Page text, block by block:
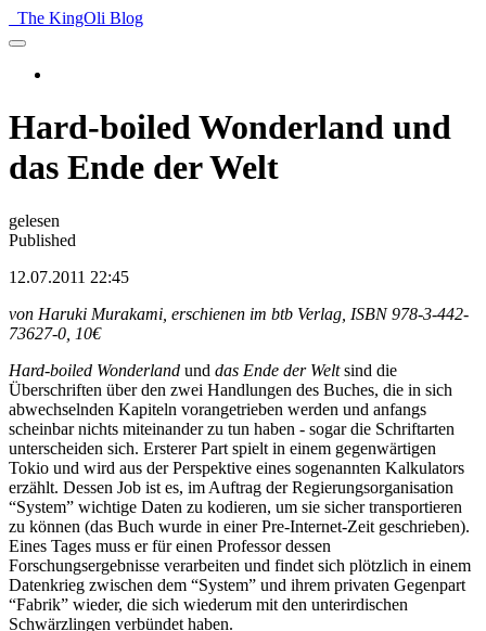
The KingOli Blog
Hard-boiled Wonderland und
das Ende der Welt
gelesen
Published
12.07.2011 22:45
von Haruki Murakami, erschienen im btb Verlag, ISBN 978-3-442-
73627-0, 10€
Hard-boiled Wonderland und das Ende der Weltsind die
Überschriften über den zwei Handlungen des Buches, die in sich
abwechselnden Kapiteln vorangetrieben werden und anfangs
scheinbar nichts miteinander zu tun haben - sogar die Schriftarten
unterscheiden sich. Ersterer Part spielt in einem gegenwärtigen
Tokio und wird aus der Perspektive eines sogenannten Kalkulators
erzählt. Dessen Job ist es, im Auftrag der Regierungsorganisation
“System” wichtige Daten zu kodieren, um sie sicher transportieren
zu können (das Buch wurde in einer Pre-Internet-Zeit geschrieben).
Eines Tages muss er für einen Professor dessen
Forschungsergebnisse verarbeiten und findet sich plötzlich in einem
Datenkrieg zwischen dem “System” und ihrem privaten Gegenpart
“Fabrik” wieder, die sich wiederum mit den unterirdischen
Schwärzlingen verbündet haben.